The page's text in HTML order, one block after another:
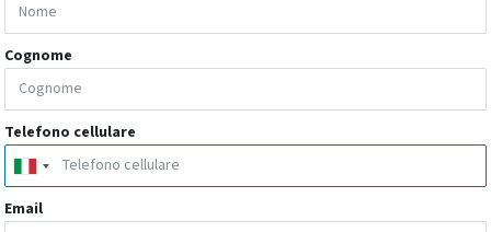
Cognome
Telefono cellulare
Email